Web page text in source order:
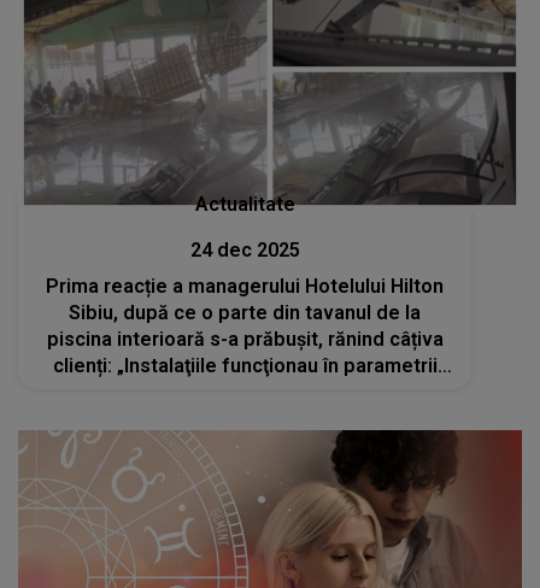
Actualitate
24 dec 2025
Prima reacție a managerului Hotelului Hilton
Sibiu, după ce o parte din tavanul de la
piscina interioară s-a prăbuşit, rănind câțiva
clienți: „Instalaţiile funcţionau în parametrii